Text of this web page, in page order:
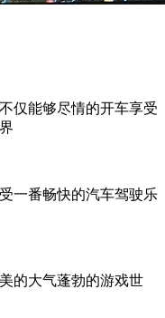
仅能够尽情的开车享受
一番畅快的汽车驾驶乐
的大气蓬勃的游戏世